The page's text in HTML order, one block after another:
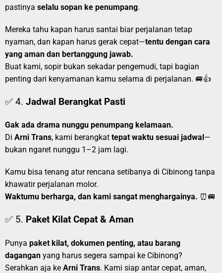
pastinya selalu sopan ke penumpang.
Mereka tahu kapan harus santai biar perjalanan tetap
nyaman, dan kapan harus gerak cepat—tentu dengan cara
yang aman dan bertanggung jawab.
Buat kami, sopir bukan sekadar pengemudi, tapi bagian
penting dari kenyamanan kamu selama di perjalanan. 🚐👍
✅ 4. Jadwal Berangkat Pasti
Gak ada drama nunggu penumpang kelamaan.
Di Arni Trans, kami berangkat tepat waktu sesuai jadwal—
bukan ngaret nunggu 1–2 jam lagi.
Kamu bisa tenang atur rencana setibanya di Cibinong tanpa
khawatir perjalanan molor.
Waktumu berharga, dan kami sangat menghargainya. ⏰🚐
✅ 5. Paket Kilat Cepat & Aman
Punya paket kilat, dokumen penting, atau barang
dagangan yang harus segera sampai ke Cibinong?
Serahkan aja ke Arni Trans. Kami siap antar cepat, aman,